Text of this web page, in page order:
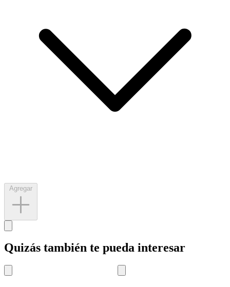
Quizás también te pueda interesar